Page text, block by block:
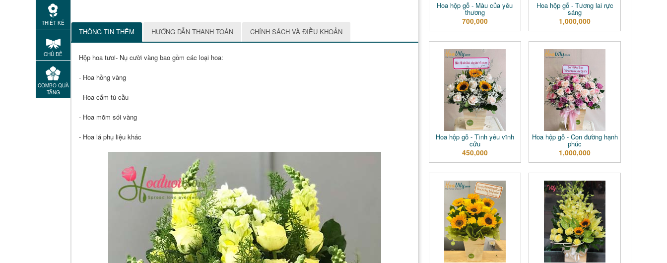
THIẾT KẾ
CHỦ ĐỀ
COMBO QUÀ
TẶNG
THÔNG TIN THÊM HƯỚNG DẪN THANH TOÁN CHÍNH SÁCH VÀ ĐIỀU KHOẢN
Hộp hoa tươi- Nụ cười vàng bao gồm các loại hoa:
- Hoa hồng vàng
- Hoa cẩm tú cầu
- Hoa mõm sói vàng
- Hoa lá phụ liệu khác
Hoa hộp gỗ - Màu của yêu
thương
700,000
Hoa hộp gỗ - Tương lai rực
sáng
1,000,000
Hoa hộp gỗ - Tình yêu vĩnh
cửu
450,000
Hoa hộp gỗ - Con đường hạnh
phúc
1,000,000